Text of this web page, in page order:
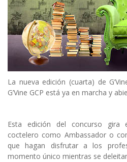
La nueva edición (cuarta) de
G’Vine GCP está ya en marcha y
Esta edición del concurso
coctelero como Ambassador o
que hagan disfrutar a los
momento único mientras se